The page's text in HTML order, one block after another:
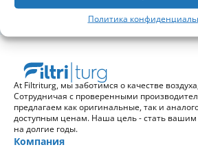
Политика
At Filtriturg, мы заботимся о качестве
Сотрудничая с проверенными
предлагаем как оригинальные, так и
доступным ценам. Наша цель - стать
на долгие годы.
Компания